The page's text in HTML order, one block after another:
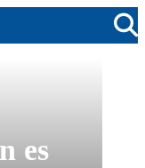
es